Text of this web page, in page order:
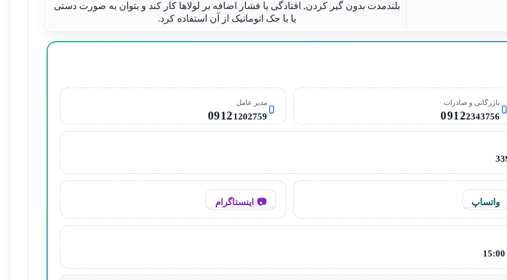
بلندمدت بدون گیر کردن, افتادگی یا فشار اضافه بر لولاها کار کند و بتوان به صورت دستی
یا با جک اتوماتیک از آن استفاده کرد.
بازرگانی و صادرات
09122343756
مدیر عامل
09121202759
واتساپ اینستاگرام